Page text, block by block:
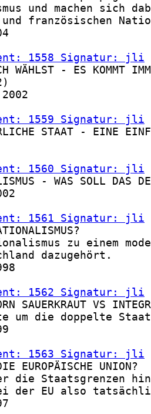
und machen sich
französischen
1558 Signatur: jli
WÄHLST - ES KOMMT
1559 Signatur: jli
STAAT - EINE
1560 Signatur: jli
- WAS SOLL DAS
1561 Signatur: jli
zu einem
dazugehört.
1562 Signatur: jli
SAUERKRAUT VS
um die doppelte
1563 Signatur: jli
EUROPÄISCHE UNION?
die Staatsgrenzen
der EU also